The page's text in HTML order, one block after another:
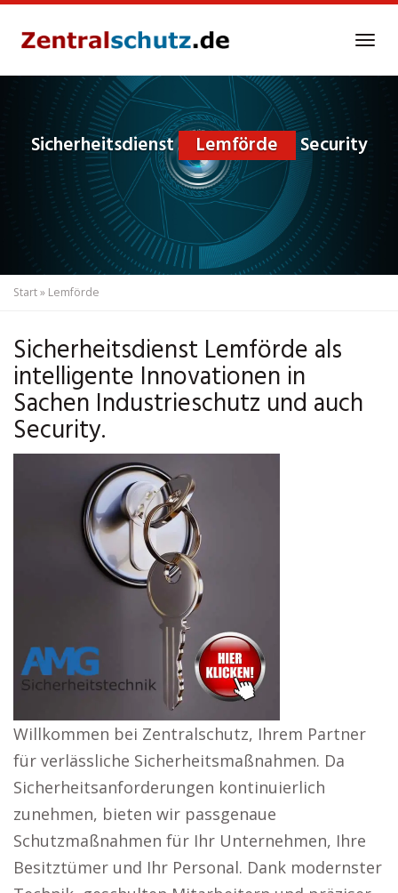
content
Sicherheitsdienst Lemförde Security
Start» Lemförde
Sicherheitsdienst Lemförde als
intelligente Innovationen in
Sachen Industrieschutz und auch
Security.
Willkommen bei Zentralschutz, Ihrem Partner
für verlässliche Sicherheitsmaßnahmen. Da
Sicherheitsanforderungen kontinuierlich
zunehmen, bieten wir passgenaue
Schutzmaßnahmen für Ihr Unternehmen, Ihre
Besitztümer und Ihr Personal. Dank modernster